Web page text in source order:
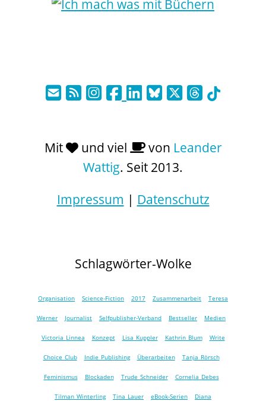
Mit und viel von Leander
Wattig. Seit 2013.
Impressum | Datenschutz
Schlagwörter-Wolke
Organisation Science-Fiction 2017 Zusammenarbeit Teresa
Werner Journalist Selfpublisher-Verband Bestseller Medien
Victoria Linnea Konzept Lisa Kuppler Kathrin Blum Write
Choice Club Indie Publishing Überarbeiten Tanja Rörsch
Feminismus Blockaden Trude Schneider Cornelia Debes
Tilman Winterling Tina Lauer eBook-Serien Diana